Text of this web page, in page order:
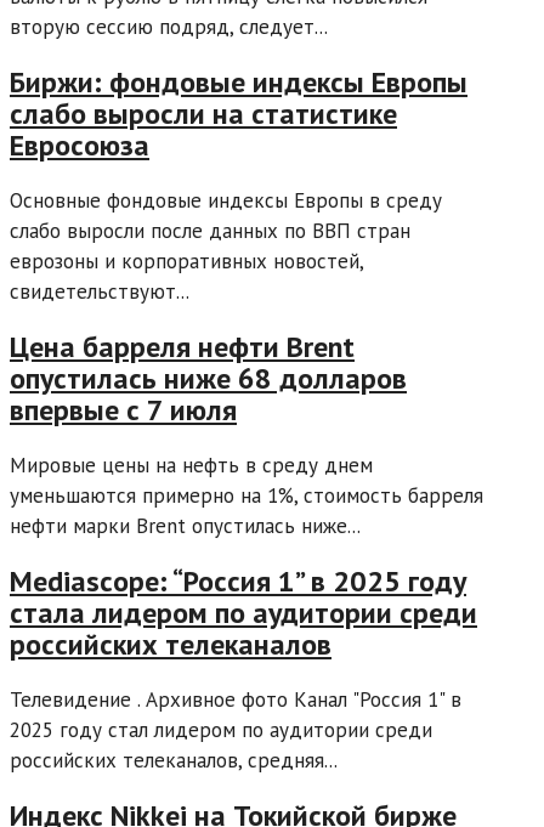
вторую сессию подряд, следует...
Биржи: фондовые индексы Европы
слабо выросли на статистике
Евросоюза
Основные фондовые индексы Европы в среду
слабо выросли после данных по ВВП стран
еврозоны и корпоративных новостей,
свидетельствуют...
Цена барреля нефти Brent
опустилась ниже 68 долларов
впервые с 7 июля
Мировые цены на нефть в среду днем
уменьшаются примерно на 1%, стоимость барреля
нефти марки Brent опустилась ниже...
Mediascope: “Россия 1” в 2025 году
стала лидером по аудитории среди
российских телеканалов
Телевидение . Архивное фото Канал "Россия 1" в
2025 году стал лидером по аудитории среди
российских телеканалов, средняя...
Индекс Nikkei на Токийской бирже